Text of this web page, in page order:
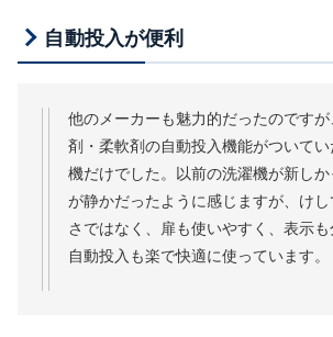
自動投入が便利
他のメーカーも魅力的だったのです
剤・柔軟剤の自動投入機能がついて
機だけでした。以前の洗濯機が新し
が静かだったように感じますが、けし
さではなく、扉も使いやすく、表示も
自動投入も楽で快適に使っています。